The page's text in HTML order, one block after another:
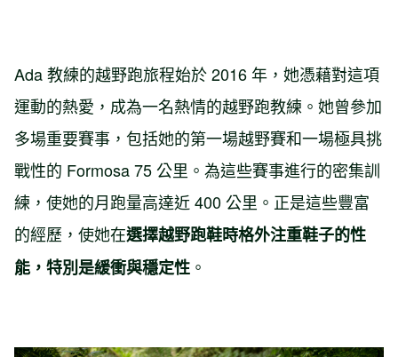
Ada 教練的越野跑旅程始於 2016 年，她憑藉對這項
運動的熱愛，成為一名熱情的越野跑教練。她曾參加
多場重要賽事，包括她的第一場越野賽和一場極具挑
戰性的 Formosa 75 公里。為這些賽事進行的密集訓
練，使她的月跑量高達近 400 公里。正是這些豐富
的經歷，使她在選擇越野跑鞋時格外注重鞋子的性
能，特別是緩衝與穩定性 。